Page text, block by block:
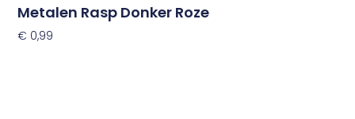
Metalen Rasp Donker Roze
€ 0,99